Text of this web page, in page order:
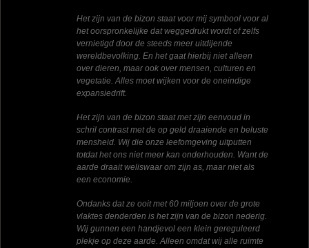
Het zijn van de bizon staat voor mij symbool voor al
het oorspronkelijke dat weggedrukt wordt of zelfs
vernietigd door de steeds meer uitdijende
wereldbevolking. En het gaat hierbij niet alleen
over dieren, maar ook over mensen, culturen en
vegetatie. Alles moet wijken voor de oneindige
expansiedrift.
Het zijn van de bizon staat met zijn eenvoud in
schril contrast met de op geld draaiende en beluste
mensheid. Wij die onze leefomgeving uitputten
totdat het ons niet meer kan onderhouden. Want de
aarde draait weliswaar om zijn as, maar niet als
een economie.
Ondanks dat ze ooit met 60 miljoen over de grote
vlaktes denderden is het zijn van de bizon nederig.
Wij gunnen een handjevol een klein gereguleerd
plekje op deze aarde. Alleen omdat wij alle ruimte